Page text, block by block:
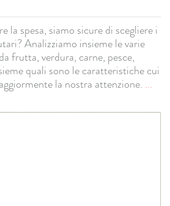
la spesa, siamo sicure di scegliere i
Analizziamo insieme le varie
frutta, verdura, carne, pesce,
quali sono le caratteristiche cui
la nostra attenzione. ...